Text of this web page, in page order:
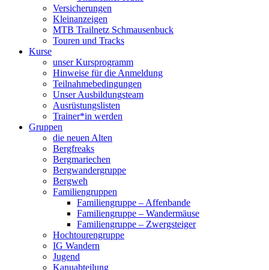
Versicherungen
Kleinanzeigen
MTB Trailnetz Schmausenbuck
Touren und Tracks
Kurse
unser Kursprogramm
Hinweise für die Anmeldung
Teilnahmebedingungen
Unser Ausbildungsteam
Ausrüstungslisten
Trainer*in werden
Gruppen
die neuen Alten
Bergfreaks
Bergmariechen
Bergwandergruppe
Bergweh
Familiengruppen
Familiengruppe – Affenbande
Familiengruppe – Wandermäuse
Familiengruppe – Zwergsteiger
Hochtourengruppe
IG Wandern
Jugend
Kanuabteilung